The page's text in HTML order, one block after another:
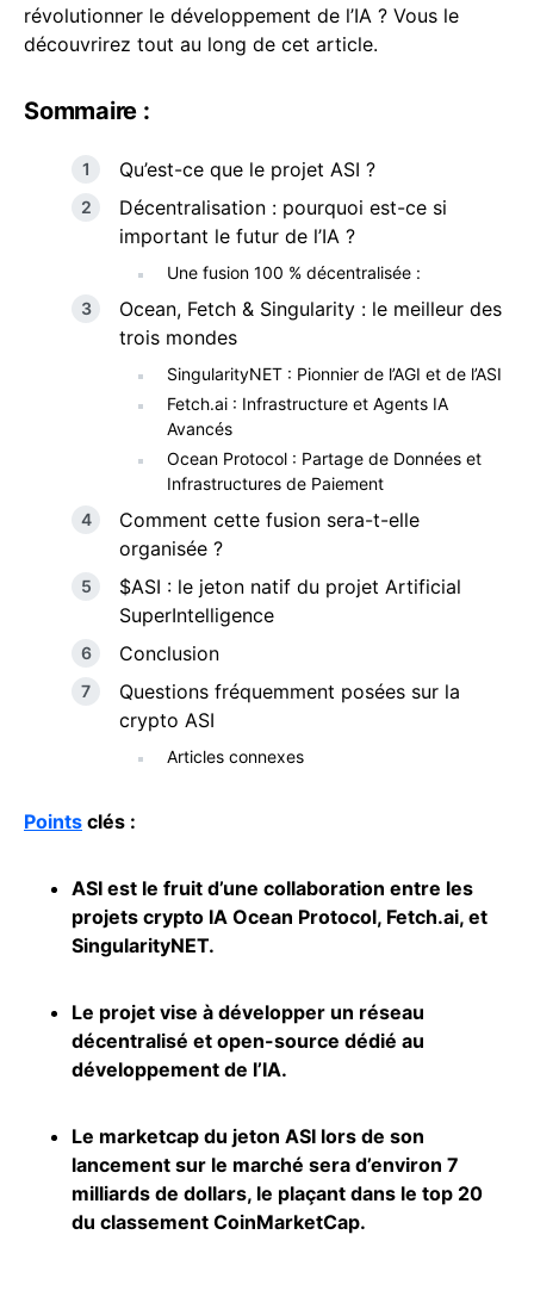
révolutionner le développement de l’IA ? Vous le
découvrirez tout au long de cet article.
Sommaire :
Qu’est-ce que le projet ASI ?
Décentralisation : pourquoi est-ce si
important le futur de l’IA ?
Une fusion 100 % décentralisée :
Ocean, Fetch & Singularity : le meilleur des
trois mondes
SingularityNET : Pionnier de l’AGI et de l’ASI
Fetch.ai : Infrastructure et Agents IA
Avancés
Ocean Protocol : Partage de Données et
Infrastructures de Paiement
Comment cette fusion sera-t-elle
organisée ?
$ASI : le jeton natif du projet Artificial
SuperIntelligence
Conclusion
Questions fréquemment posées sur la
crypto ASI
Articles connexes
Points clés :
ASI est le fruit d’une collaboration entre les
projets crypto IA Ocean Protocol, Fetch.ai, et
SingularityNET.
Le projet vise à développer un réseau
décentralisé et open-source dédié au
développement de l’IA.
Le marketcap du jeton ASI lors de son
lancement sur le marché sera d’environ 7
milliards de dollars, le plaçant dans le top 20
du classement CoinMarketCap.